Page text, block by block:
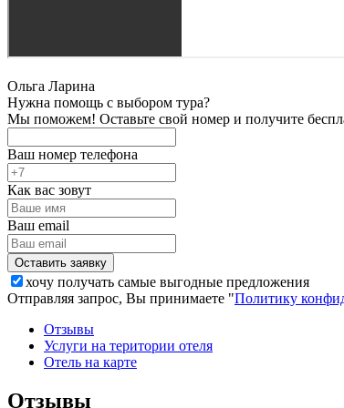
Ольга Ларина
Нужна помощь с выбором тура?
Мы поможем! Оставьте свой номер и получите
Ваш номер телефона
Как вас зовут
Ваш email
хочу получать самые выгодные предложения
Отправляя запрос, Вы принимаете "Политику
Отзывы
Услуги на територии отеля
Отель на карте
Отзывы